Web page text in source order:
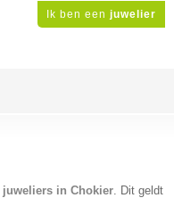
Ik ben een juwelier
juweliers in Chokier. Dit geldt